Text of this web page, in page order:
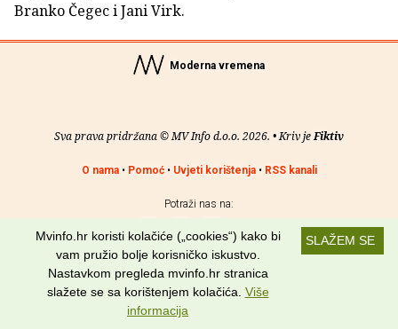
Branko Čegec i Jani Virk.
Moderna vremena
Sva prava pridržana © MV Info d.o.o. 2026. • Kriv jeFiktiv
O nama• Pomoć• Uvjeti korištenja• RSS kanali
Potraži nas na:
SLAŽEM SE
Mvinfo.hr koristi kolačiće („cookies“) kako bi
vam pružio bolje korisničko iskustvo.
Nastavkom pregleda mvinfo.hr stranica
slažete se sa korištenjem kolačića. Više
informacija